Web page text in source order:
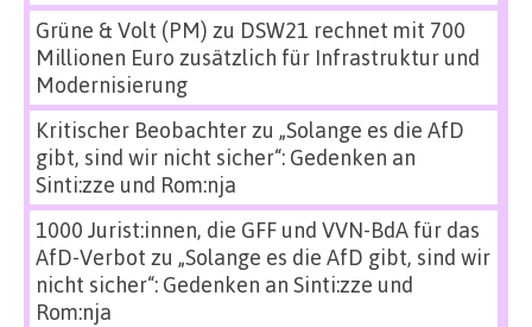
Grüne & Volt (PM) zu DSW21 rechnet mit 700
Millionen Euro zusätzlich für Infrastruktur und
Modernisierung
Kritischer Beobachterzu „Solange es die AfD
gibt, sind wir nicht sicher“: Gedenken an
Sinti:zze und Rom:nja
1000 Jurist:innen, die GFF und VVN-BdA für das
AfD-Verbot zu „Solange es die AfD gibt, sind wir
nicht sicher“: Gedenken an Sinti:zze und
Rom:nja